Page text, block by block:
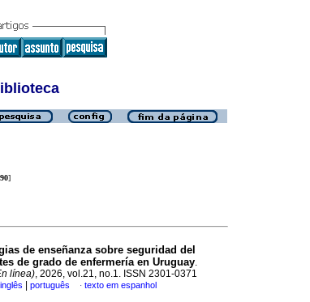
]
de enseñanza sobre seguridad del
de grado de enfermería en Uruguay.
línea), 2026, vol.21, no.1. ISSN 2301-0371
inglês português · texto em espanhol